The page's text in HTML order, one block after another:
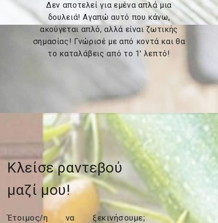
Δεν αποτελεί για εμένα απλά μια
δουλειά! Αγαπώ αυτό που κάνω,
ακούγεται απλό, αλλά είναι ζωτικής
σημασίας! Γνώρισέ με από κοντά και θα
το καταλάβεις από το 1′ λεπτό!
Κλείσε ραντεβού
μαζί μου!
Έτοιμος/η να ξεκινήσουμε;